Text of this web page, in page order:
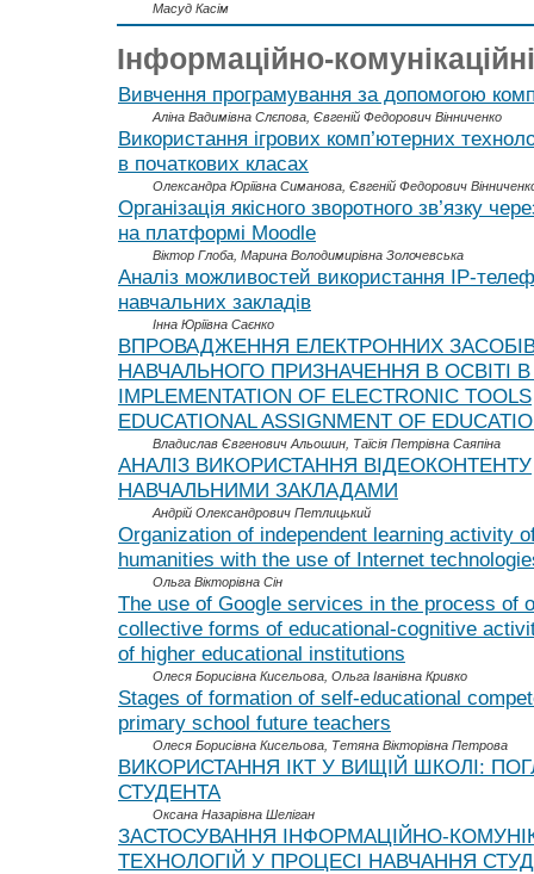
Масуд Касім
Інформаційно-комунікаційні
Вивчення програмування за допомогою
Аліна Вадимівна Слєпова, Євгеній Федорович Вінниченко
Використання ігрових комп’ютерних
в початкових класах
Олександра Юріївна Симанова, Євгеній Федорович
Організація якісного зворотного зв’язку
на платформі Moodle
Віктор Глоба, Марина Володимирівна Золочевська
Аналіз можливостей використання IP-
навчальних закладів
Інна Юріївна Саєнко
ВПРОВАДЖЕННЯ ЕЛЕКТРОННИХ
НАВЧАЛЬНОГО ПРИЗНАЧЕННЯ В ОСВІТІ В
IMPLEMENTATION OF ELECTRONIC TOOLS
EDUCATIONAL ASSIGNMENT OF
Владислав Євгенович Альошин, Таїсія Петрівна Саяпіна
АНАЛІЗ ВИКОРИСТАННЯ ВІДЕОКОНТЕНТУ
НАВЧАЛЬНИМИ ЗАКЛАДАМИ
Андрій Олександрович Петлицький
Organization of independent learning activity
humanities with the use of Internet
Ольга Вікторівна Сін
The use of Google services in the process of
collective forms of educational-cognitive
of higher educational institutions
Олеся Борисівна Кисельова, Ольга Іванівна Кривко
Stages of formation of self-educational
primary school future teachers
Олеся Борисівна Кисельова, Тетяна Вікторівна Петрова
ВИКОРИСТАННЯ ІКТ У ВИЩІЙ ШКОЛІ:
СТУДЕНТА
Оксана Назарівна Шеліган
ЗАСТОСУВАННЯ ІНФОРМАЦІЙНО-
ТЕХНОЛОГІЙ У ПРОЦЕСІ НАВЧАННЯ